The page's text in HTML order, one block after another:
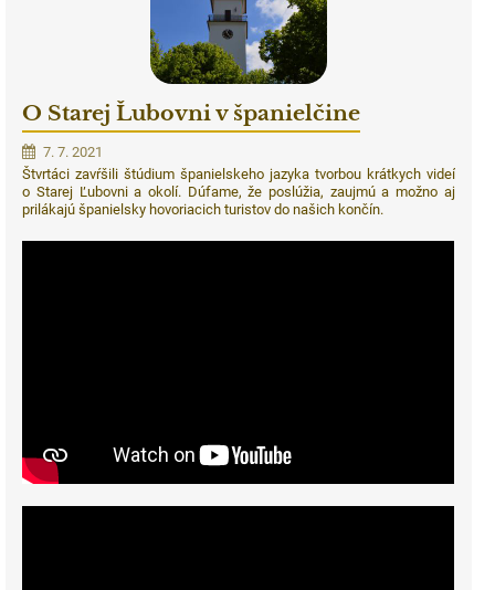
O Starej Ľubovni v španielčine
7. 7. 2021
Štvrtáci zavŕšili štúdium španielskeho jazyka tvorbou krátkych videí
o Starej Ľubovni a okolí. Dúfame, že poslúžia, zaujmú a možno aj
prilákajú španielsky hovoriacich turistov do našich končín.